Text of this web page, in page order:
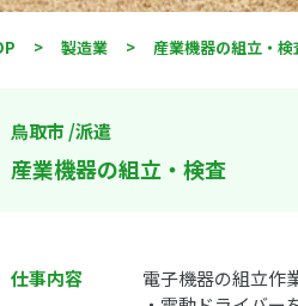
> 製造業 > 産業機器の組立・検
鳥取市 /派遣
産業機器の組立・検査
仕事内容
電子機器の組立作